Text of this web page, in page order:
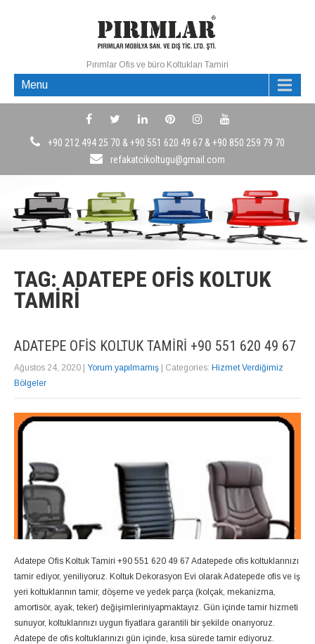
Pırımlar Ofis ve büro Koltukları Tamiri
Menu
+90 212 494 25 70 & +90 551 620 49 67 & +90 850 259 79 70
refakatcikoltugu@gmail.com
TAG: ADATEPE OFIS KOLTUK
TAMIRI
ADATEPE OFIS KOLTUK TAMIRI +90 551 620 49 67
Ağustos 24, 2020 | Yorum yapılmamış | Categories: Hizmet Verdiğimiz
Bölgeler
Adatepe Ofis Koltuk Tamiri +90 551 620 49 67 Adatepede ofis koltuklarınızı
tamir ediyor, yeniliyoruz. Koltuk Dekorasyon Evi olarak Adatepede ofis ve iş
yeri koltuklarının tamir, döşeme ve yedek parça (kolçak, mekanizma,
amortisör, ayak, teker) değişimleriniyapmaktayız. Gün içinde tamir hizmeti
sunuyor, koltuklarınızı uygun fiyatlara garantili bir şekilde onarıyoruz.
Adatepe de ofis koltuklarınızı gün içinde, kısa sürede tamir ediyoruz.